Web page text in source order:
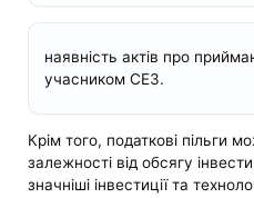
наявність актів про
учасником СЕЗ.
Крім того, податкові пільги
залежності від обсягу
значніші інвестиції та